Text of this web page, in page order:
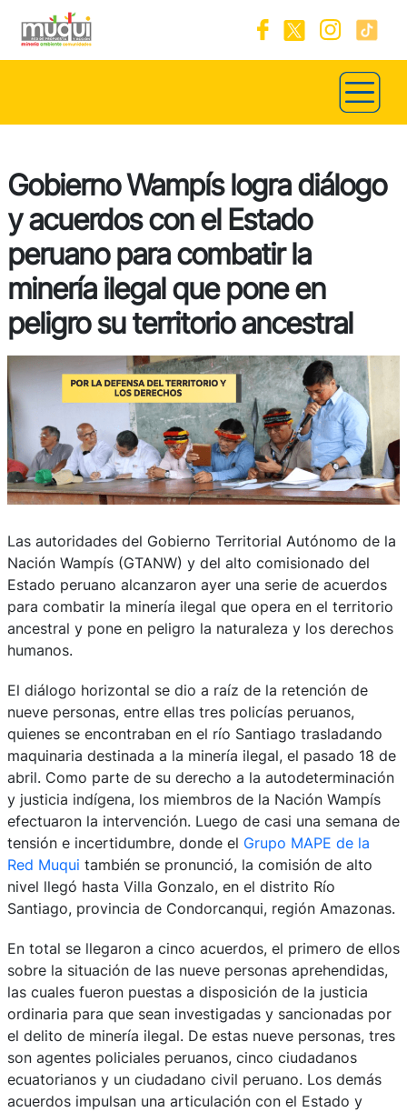
Gobierno Wampís logra diálogo
y acuerdos con el Estado
peruano para combatir la
minería ilegal que pone en
peligro su territorio ancestral
Las autoridades del Gobierno Territorial Autónomo de la
Nación Wampís (GTANW) y del alto comisionado del
Estado peruano alcanzaron ayer una serie de acuerdos
para combatir la minería ilegal que opera en el territorio
ancestral y pone en peligro la naturaleza y los derechos
humanos.
El diálogo horizontal se dio a raíz de la retención de
nueve personas, entre ellas tres policías peruanos,
quienes se encontraban en el río Santiago trasladando
maquinaria destinada a la minería ilegal, el pasado 18 de
abril. Como parte de su derecho a la autodeterminación
y justicia indígena, los miembros de la Nación Wampís
efectuaron la intervención. Luego de casi una semana de
tensión e incertidumbre, donde el Grupo MAPE de la
Red Muqui también se pronunció, la comisión de alto
nivel llegó hasta Villa Gonzalo, en el distrito Río
Santiago, provincia de Condorcanqui, región Amazonas.
En total se llegaron a cinco acuerdos, el primero de ellos
sobre la situación de las nueve personas aprehendidas,
las cuales fueron puestas a disposición de la justicia
ordinaria para que sean investigadas y sancionadas por
el delito de minería ilegal. De estas nueve personas, tres
son agentes policiales peruanos, cinco ciudadanos
ecuatorianos y un ciudadano civil peruano. Los demás
acuerdos impulsan una articulación con el Estado y